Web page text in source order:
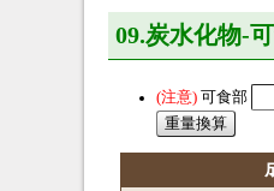
09.炭水化物-
可食部